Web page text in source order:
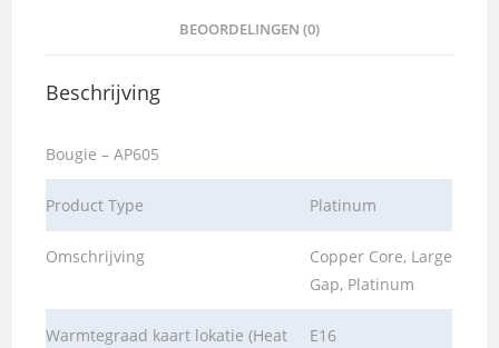
BEOORDELINGEN (0)
Beschrijving
Bougie – AP605
Product Type Platinum
Omschrijving
Copper Core, Large
Gap, Platinum
Warmtegraad kaart lokatie (Heat
E16